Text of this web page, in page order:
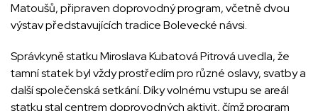
Matoušů, připraven doprovodný program, včetně dvou
výstav představujících tradice Bolevecké návsi.
Správkyně statku Miroslava Kubatová Pitrová uvedla, že
tamní statek byl vždy prostředím pro různé oslavy, svatby a
další společenská setkání. Díky volnému vstupu se areál
statku stal centrem doprovodných aktivit, čímž program